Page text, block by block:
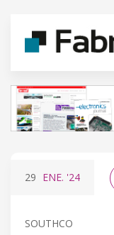
29 ENE. '24
SOUTHCO